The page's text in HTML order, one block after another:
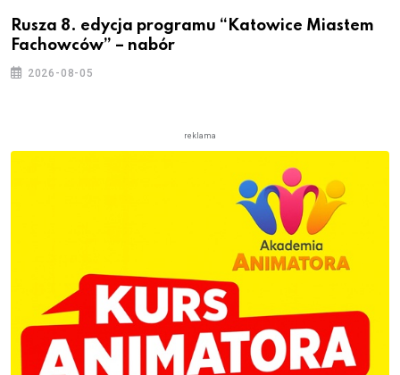
Rusza 8. edycja programu “Katowice Miastem
Fachowców” – nabór
2026-08-05
reklama